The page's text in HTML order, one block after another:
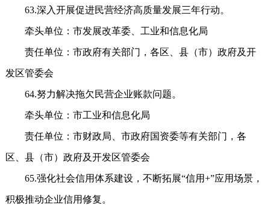
63.深入开展促进民营经济高质量发展三年行动。
牵头单位：市发展改革委、工业和信息化局
责任单位：市政府有关部门，各区、县（市）政府及开
发区管委会
64.努力解决拖欠民营企业账款问题。
牵头单位：市工业和信息化局
责任单位：市财政局、市政府国资委等有关部门，各
区、县（市）政府及开发区管委会
65.强化社会信用体系建设，不断拓展“信用+”应用场景，
积极推动企业信用修复。